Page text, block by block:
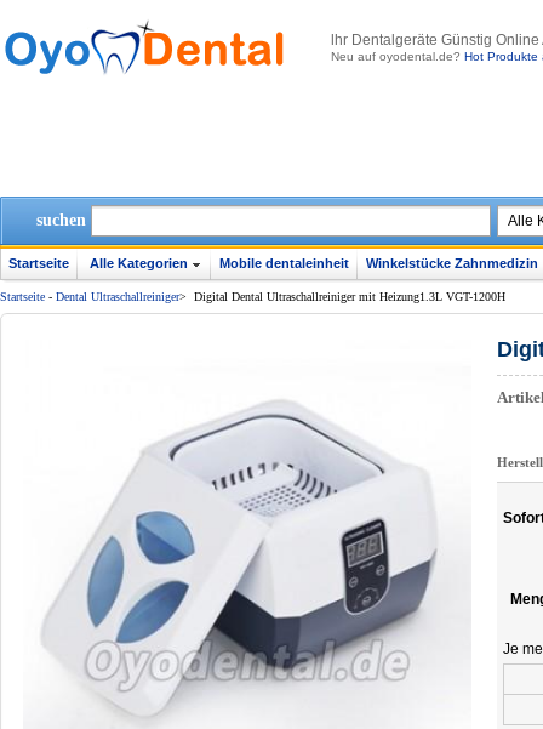
lhr Dentalgeräte Günstig
Neu auf oyodental.de? Hot Produkte
suchen
Startseite Alle Kategorien Mobile dentaleinheit Winkelstücke Zahnmedizin
Startseite - Dental Ultraschallreiniger> Digital Dental Ultraschallreiniger‎ mit Heizung1.3L VGT-1200H
Je